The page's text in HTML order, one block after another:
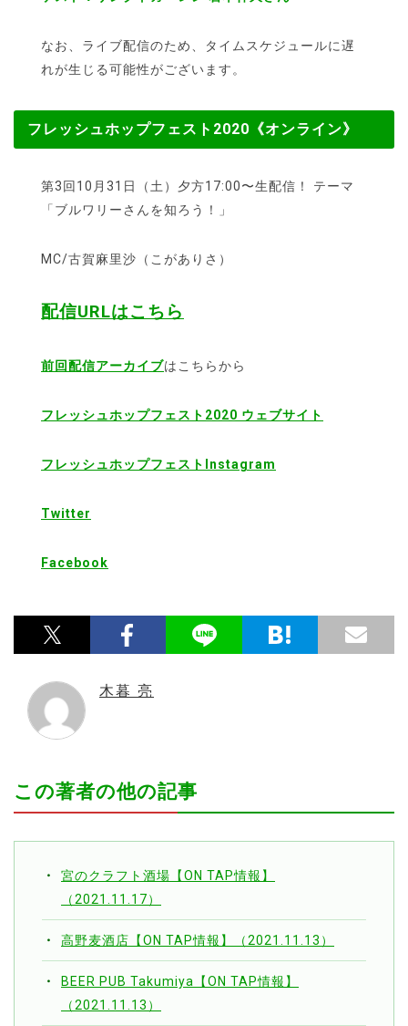
なお、ライブ配信のため、タイムスケジュールに遅
れが生じる可能性がございます。
フレッシュホップフェスト2020《オンライン》
第3回10月31日（土）夕方17:00〜生配信！ テーマ
「ブルワリーさんを知ろう！」
MC/古賀麻里沙（こがありさ）
配信URLはこちら
前回配信アーカイブはこちらから
フレッシュホップフェスト2020 ウェブサイト
フレッシュホップフェストInstagram
Twitter
Facebook
木暮 亮
この著者の他の記事
宮のクラフト酒場【ON TAP情報】
（2021.11.17）
高野麦酒店【ON TAP情報】（2021.11.13）
BEER PUB Takumiya【ON TAP情報】
（2021.11.13）